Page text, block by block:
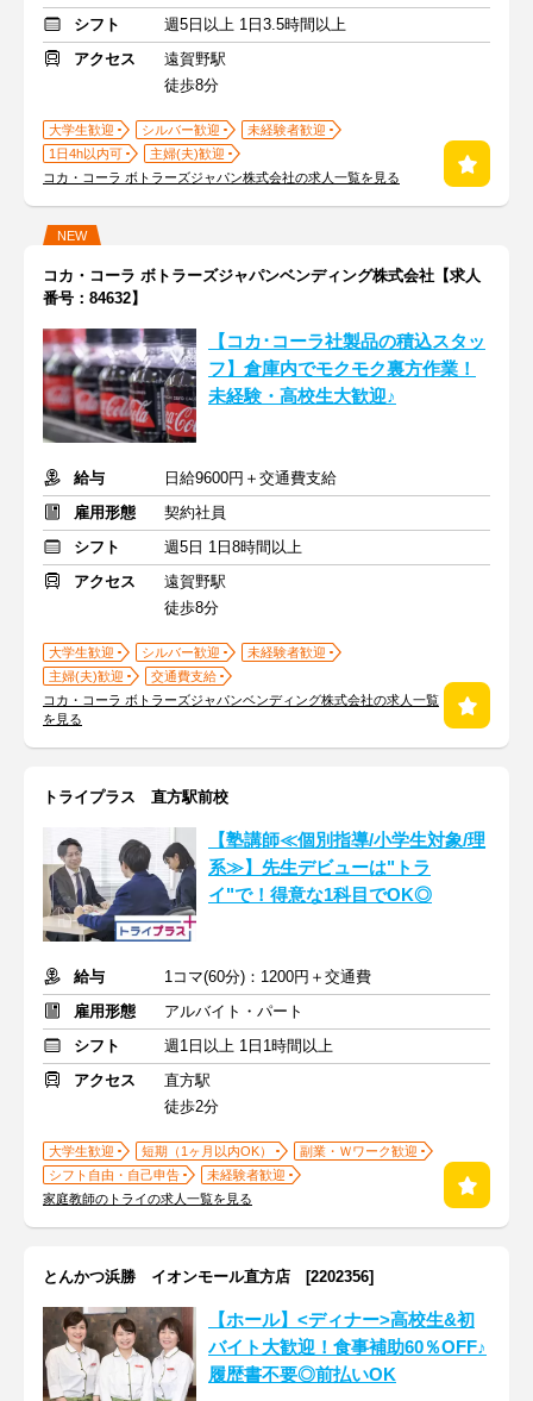
シフト
週5日以上 1日3.5時間以上
アクセス
遠賀野駅
徒歩8分
大学生歓迎 シルバー歓迎
未経験者歓迎
1日4h以内可
主婦(夫)歓迎
コカ・コーラ ボトラーズジャパン株式会社の求人一覧を見る
NEW
コカ・コーラ ボトラーズジャパンベンディング株式会社【求人
番号：84632】
【コカ･コーラ社製品の積込スタッ
フ】倉庫内でモクモク裏方作業！
未経験・高校生大歓迎♪
給与
日給9600円＋交通費支給
雇用形態
契約社員
シフト
週5日 1日8時間以上
アクセス
遠賀野駅
徒歩8分
大学生歓迎 シルバー歓迎
未経験者歓迎
主婦(夫)歓迎
交通費支給
コカ・コーラ ボトラーズジャパンベンディング株式会社の求人一覧
を見る
トライプラス 直方駅前校
【塾講師≪個別指導/小学生対象/理
系≫】先生デビューは"トラ
イ"で！得意な1科目でOK◎
給与
1コマ(60分)：1200円＋交通費
雇用形態
アルバイト・パート
シフト
週1日以上 1日1時間以上
アクセス
直方駅
徒歩2分
大学生歓迎 短期（1ヶ月以内OK）
副業・Ｗワーク歓迎
シフト自由・自己申告
未経験者歓迎
家庭教師のトライの求人一覧を見る
とんかつ浜勝 イオンモール直方店 [2202356]
【ホール】<ディナー>高校生&初
バイト大歓迎！食事補助60％OFF♪
履歴書不要◎前払いOK